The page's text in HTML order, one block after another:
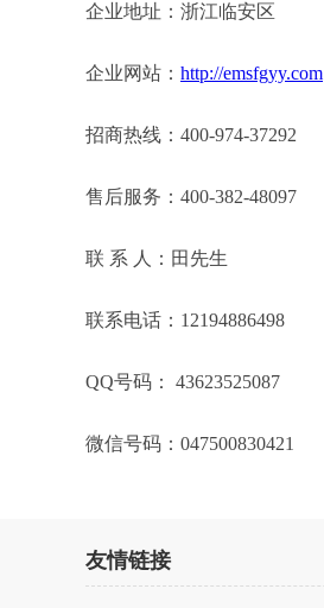
企业地址：浙江临安区
企业网站： http://emsfgyy.com
招商热线：400-974-37292
售后服务：400-382-48097
联 系 人：田先生
联系电话：12194886498
QQ号码： 43623525087
微信号码：047500830421
友情链接